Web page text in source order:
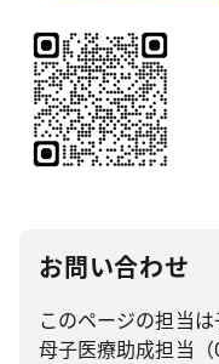
お問い合わせ
このページの担当
母子医療助成担当（